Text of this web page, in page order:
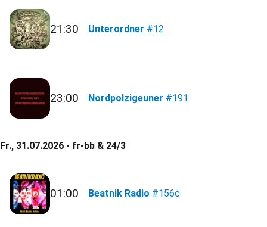
21:30 Unterordner #12
23:00 Nordpolzigeuner #191
Fr., 31.07.2026 - fr-bb & 24/3
01:00 Beatnik Radio #156c